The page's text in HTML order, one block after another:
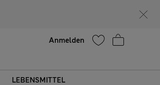
Anmelden
LEBENSMITTEL